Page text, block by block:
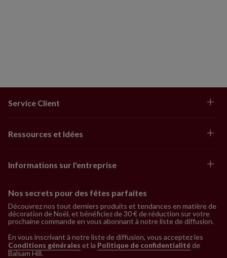
Service Client
Ressources et Idées
Informations sur l'entreprise
Nos secrets pour des fêtes parfaites
Découvrez nos tout derniers produits et tendances en matière de
décoration de Noël, et bénéficiez de 30 € de réduction sur votre
prochaine commande en vous abonnant à notre liste de diffusion.
En vous inscrivant à notre liste de diffusion, vous acceptez les
Conditions générales et la Politique de confidentialitéde
Balsam Hill.